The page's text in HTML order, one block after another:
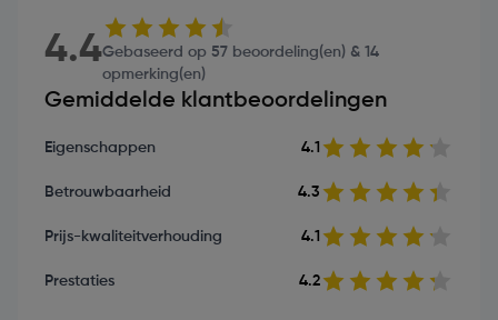
4.4Gebaseerd op 57 beoordeling(en) & 14
opmerking(en)
Gemiddelde klantbeoordelingen
Eigenschappen 4.1
Betrouwbaarheid 4.3
Prijs-kwaliteitverhouding 4.1
Prestaties 4.2